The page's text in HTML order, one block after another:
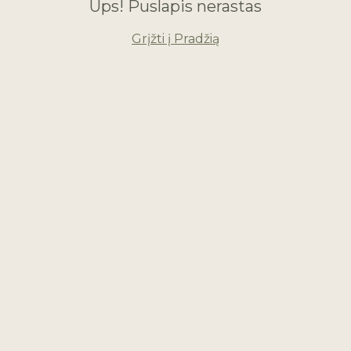
Ups! Puslapis nerastas
Grįžti į Pradžią